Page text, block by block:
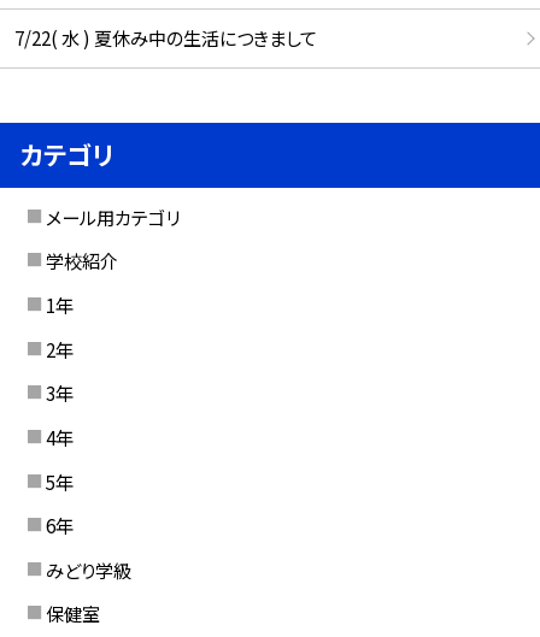
7/22( 水 ) 夏休み中の生活につきまして
カテゴリ
メール用カテゴリ
学校紹介
1年
2年
3年
4年
5年
6年
みどり学級
保健室